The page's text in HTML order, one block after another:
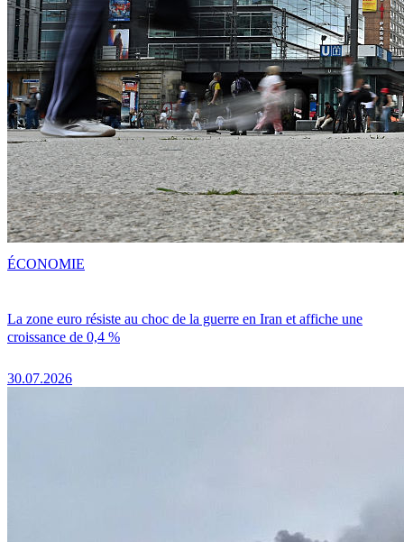
La zone euro résiste au choc de la guerre en Iran et affiche une
croissance de 0,4 %
30.07.2026
ÉCONOMIE